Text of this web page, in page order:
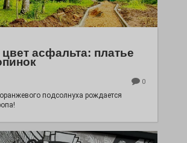
асфальта: платье
0
подсолнуха рождается